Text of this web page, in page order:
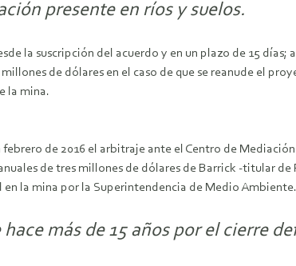
presente en ríos y suelos.
la suscripción del acuerdo y en un plazo de 15 días;
de dólares en el caso de que se reanude el
la mina.
de 2016 el arbitraje ante el Centro de
de tres millones de dólares de Barrick -titular de
la mina por la Superintendencia de Medio Ambiente.
más de 15 años por el cierre